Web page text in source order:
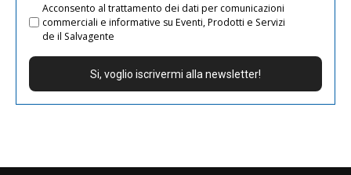
Acconsento al trattamento dei dati per comunicazioni
commerciali e informative su Eventi, Prodotti e Servizi
de il Salvagente